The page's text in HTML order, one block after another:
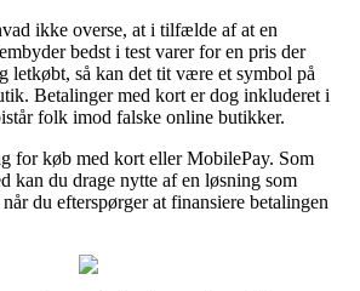
ikke overse, at i tilfælde af at en
bedst i test varer for en pris der
letkøbt, så kan det tit være et symbol på
Betalinger med kort er dog inkluderet i
folk imod falske online butikker.
for køb med kort eller MobilePay. Som
kan du drage nytte af en løsning som
du efterspørger at finansiere betalingen